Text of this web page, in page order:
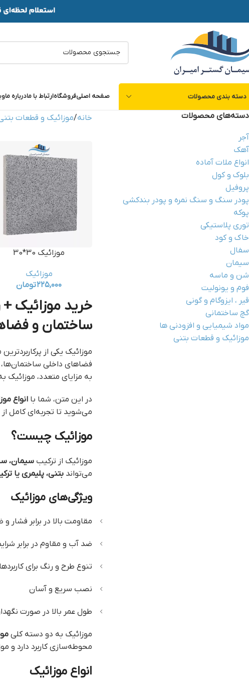
دسته بندی محصولات صفحه اصلیفروشگاهارتباط با مادرباره ما
دسته‌های محصولات
آجر
آهک
انواع ملات آماده
بلوک و کول
پروفیل
پودر سنگ و سنگ نمره و پودر بندکشی
پوکه
توری پلاستیکی
خاک و کود
سفال
سیمان
شن و ماسه
فوم و یونولیت
قیر ، ایزوگام و گونی
گچ ساختمانی
مواد شیمیایی و افزودنی ها
موزائیک و قطعات بتنی
خانه موزائیک و قطعات
موزائیک 30*30
موزائیک
۲۲۵,۰۰۰تومان
خرید موزائیک
ساختمان و
موزائیک یکی از
فضاهای داخلی ساختمان‌ها،
به مزایای متعدد،
در این متن، شما با انواع
می‌شوید تا تجربه‌ای کامل
موزائیک چیست؟
موزائیک از ترکیب سیمان،
می‌تواند بتنی، پلیمری یا
ویژگی‌های موزائیک
مقاومت بالا در برابر فشار و
ضد آب و مقاوم در برابر
تنوع طرح و رنگ برای
نصب سریع و آسان
طول عمر بالا در صورت
موزائیک به دو دسته کلی
محوطه‌سازی کاربرد دارد و
انواع موزائیک